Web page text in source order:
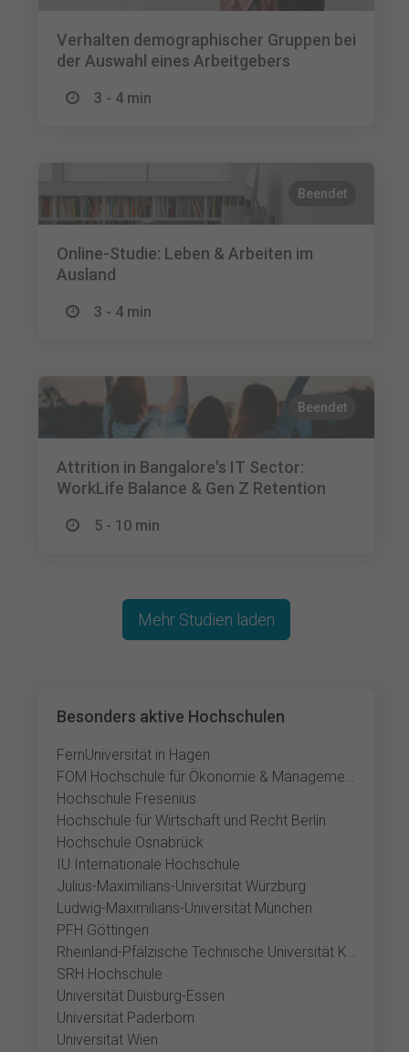
Verhalten demographischer Gruppen bei
der Auswahl eines Arbeitgebers
3 - 4 min
Beendet
Online-Studie: Leben & Arbeiten im
Ausland
3 - 4 min
Beendet
Attrition in Bangalore's IT Sector:
WorkLife Balance & Gen Z Retention
5 - 10 min
Besonders aktive Hochschulen
FernUniversität in Hagen
FOM Hochschule für Ökonomie & Management
Hochschule Fresenius
Hochschule für Wirtschaft und Recht Berlin
Hochschule Osnabrück
IU Internationale Hochschule
Julius-Maximilians-Universität Würzburg
Ludwig-Maximilians-Universität München
PFH Göttingen
Rheinland-Pfälzische Technische Universität Kaiserslautern-Landau
SRH Hochschule
Universität Duisburg-Essen
Universität Paderborn
Universität Wien
Mehr Studien laden